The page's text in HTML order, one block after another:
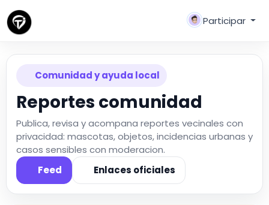
Participar
Comunidad y ayuda local
Reportes comunidad
Publica, revisa y acompana reportes vecinales con
privacidad: mascotas, objetos, incidencias urbanas y
casos sensibles con moderacion.
Feed
Enlaces oficiales